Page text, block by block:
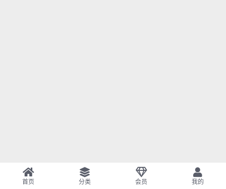
首页 分类 会员 我的